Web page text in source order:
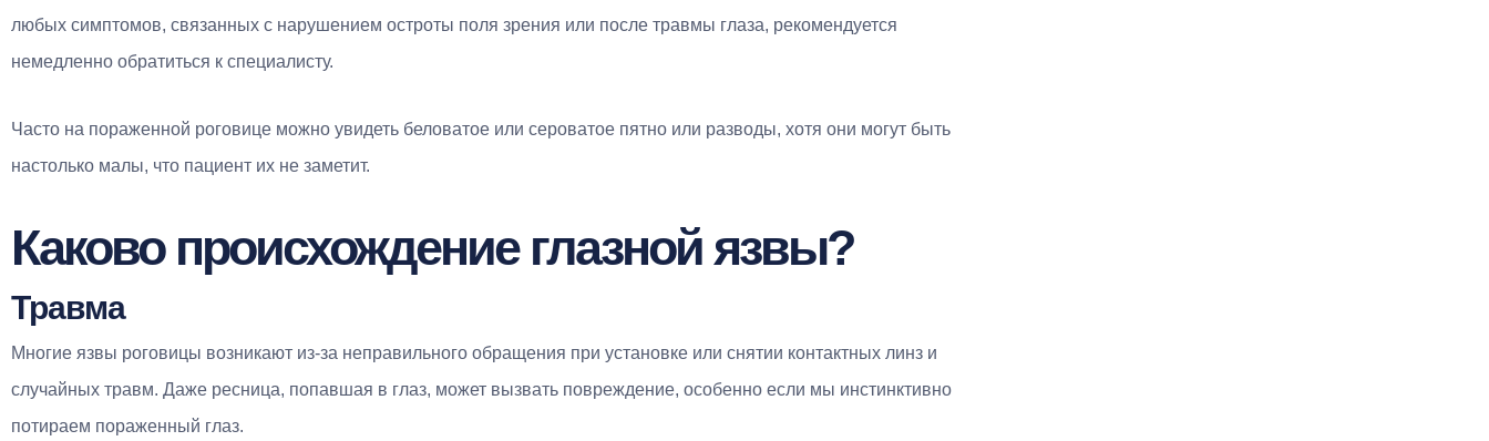
любых симптомов, связанных с нарушением остроты поля зрения или после травмы глаза, рекомендуется
немедленно обратиться к специалисту.
Часто на пораженной роговице можно увидеть беловатое или сероватое пятно или разводы, хотя они могут быть
настолько малы, что пациент их не заметит.
Каково происхождение глазной язвы?
Травма
Многие язвы роговицы возникают из-за неправильного обращения при установке или снятии контактных линз и
случайных травм. Даже ресница, попавшая в глаз, может вызвать повреждение, особенно если мы инстинктивно
потираем пораженный глаз.